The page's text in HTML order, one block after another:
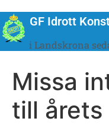
GF Idrott
i Landskrona
Missa
till årets